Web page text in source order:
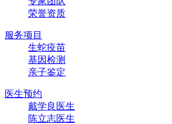
荣誉资质
服务项目
生蛇疫苗
基因检测
亲子鉴定
医生预约
戴学良医生
陈立志医生